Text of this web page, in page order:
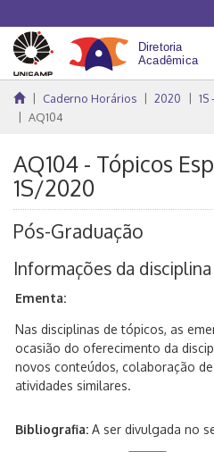
Caderno Horários 2020
AQ104
AQ104 - Tópicos
1S/2020
Pós-Graduação
Informações da disciplina
Ementa:
Nas disciplinas de tópicos, as
ocasião do oferecimento da
novos conteúdos, colaboração
atividades similares.
Bibliografia: A ser divulgada no